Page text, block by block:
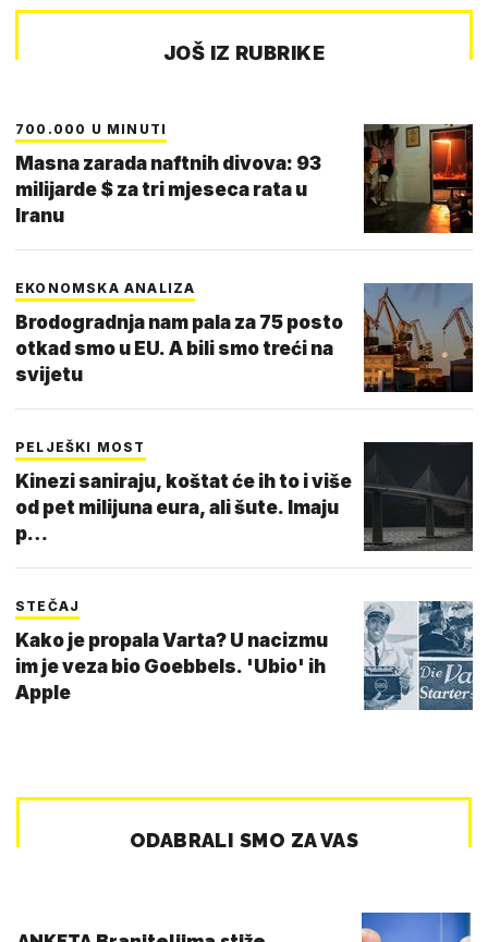
JOŠ IZ RUBRIKE
700.000 U MINUTI
Masna zarada naftnih divova: 93
milijarde $ za tri mjeseca rata u
Iranu
EKONOMSKA ANALIZA
Brodogradnja nam pala za 75 posto
otkad smo u EU. A bili smo treći na
svijetu
PELJEŠKI MOST
Kinezi saniraju, koštat će ih to i više
od pet milijuna eura, ali šute. Imaju
p…
STEČAJ
Kako je propala Varta? U nacizmu
im je veza bio Goebbels. 'Ubio' ih
Apple